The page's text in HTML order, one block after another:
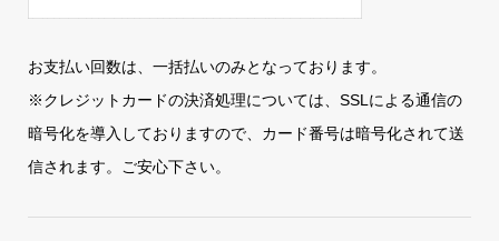
お支払い回数は、一括払いのみとなっております。
※クレジットカードの決済処理については、SSLによる通信の
暗号化を導入しておりますので、カード番号は暗号化されて送
信されます。ご安心下さい。